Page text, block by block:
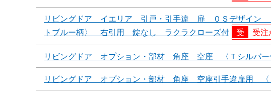
リビングドア イエリア 引戸・引手違 扉 ０Ｓデザイン
トブルー柄〉 右引用 錠なし ラクラクローズ付
受注
リビングドア オプション・部材 角座 空座 〈Ｔシルバー
リビングドア オプション・部材 角座 空座引手違扉用 〈